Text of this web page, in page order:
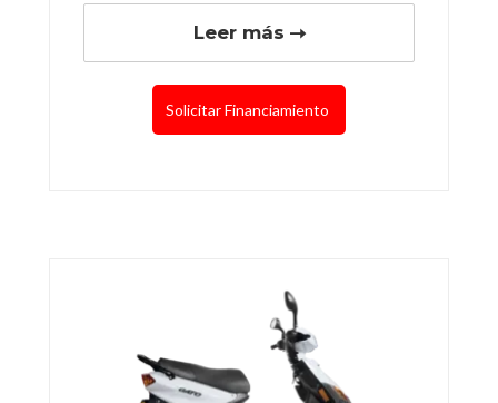
Leer más
Solicitar Financiamiento